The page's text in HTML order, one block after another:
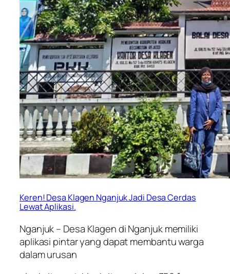
Keren! Desa Klagen Nganjuk Jadi Desa Cerdas
Lewat Aplikasi.
Nganjuk – Desa Klagen di Nganjuk memiliki
aplikasi pintar yang dapat membantu warga
dalam urusan